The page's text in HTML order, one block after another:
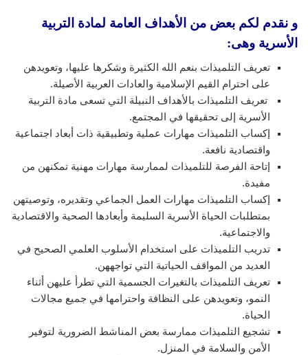
و نقدم لكم بعض من الأهداف العامة لمادة التربية
الأسرية وهى:
تعريف التلميذات بنعم الله الكثيرة وشكرها عليها، وتعويدهن
على احترام القيم الإسلامية والعادات العربية الأصيلة.
تعريف التلميذات بالأهداف النبيلة التي تسعى مادة التربية
الأسرية إلى تحقيقها في المجتمع.
إكساب التلميذات مهارات عملية وتطبيقية ذات أبعاد اجتماعية
واقتصادية نافعة.
إتاحة الفرصة للتلميذات لممارسة مهارات مهنية تمكنهن من
مفيدة.
إكساب التلميذات مهارات العمل الجماعي وتقديره، وتوصيتهن
بمتطلبات الحياة الأسرية السليمة وأبعادها الصحية والاقتصادية
والاجتماعية.
تدريب التلميذات على استخدام الأسلوب العلمي الصحيح في
العديد من المواقف الحياتية التي تواجههن.
تعريف التلميذات بالتغيرات الجسمية التي تطرأ عليهن أثناء
النمو، وتعويدهن على النظافة واحترامها في جميع مجالات
الحياة.
تشجيع التلميذات ممارسة بعض المناشط الضرورية لتوفير
الأمن والسلامة في المنزل.